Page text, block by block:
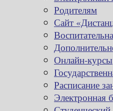
Родителям
Сайт
Онлайн-курсы
Расписание
Электронная